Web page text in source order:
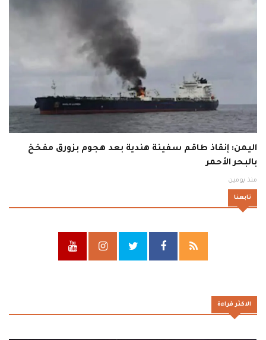
اليمن: إنقاذ طاقم سفينة هندية بعد هجوم بزورق مفخخ
بالبحر الأحمر
منذ يومين
تابعنا
الاكثر قراءة